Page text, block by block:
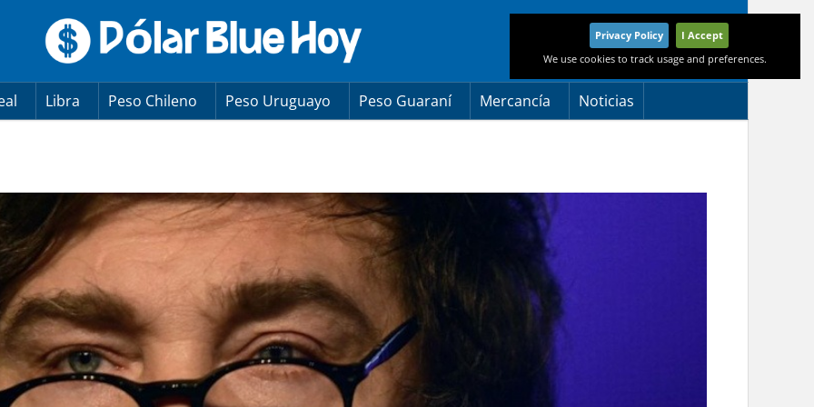
Libra Peso Chileno Peso Uruguayo Peso Guaraní Mercancía Noticias
Privacy Policy
I Accept
We use cookies to track usage and preferences.